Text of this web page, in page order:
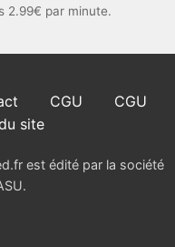
2.99€ par minute.
CGU
CGU
site
est édité par la société